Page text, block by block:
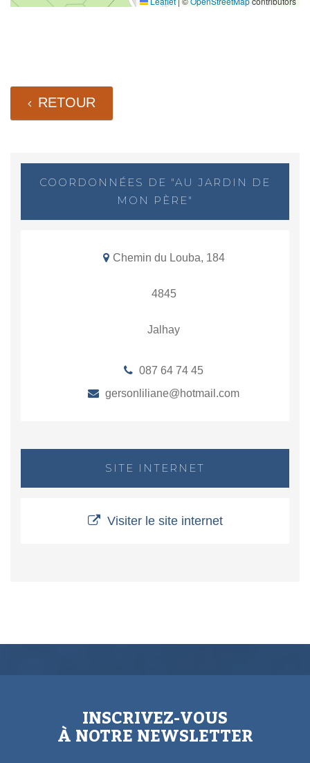
RETOUR
COORDONNÉES DE "AU JARDIN DE
MON PÈRE"
Chemin du Louba, 184
4845
Jalhay
087 64 74 45
gersonliliane@hotmail.com
SITE INTERNET
Visiter le site internet
INSCRIVEZ-VOUS
À NOTRE NEWSLETTER